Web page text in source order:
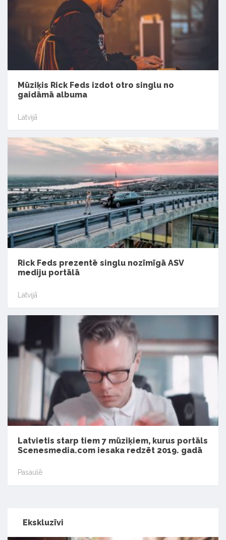
Mūziķis Rick Feds izdot otro singlu no
gaidāmā albuma
Latvijā
Rick Feds prezentē singlu nozīmīgā ASV
mediju portālā
Latvijā
Latvietis starp tiem 7 mūziķiem, kurus portāls
Scenesmedia.com iesaka redzēt 2019. gadā
Pasaulē
Ekskluzīvi